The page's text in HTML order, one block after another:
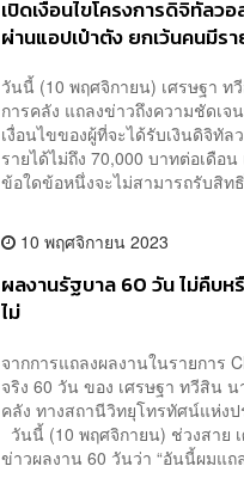
เปิดเงื่อนไขโครงการดิจิทัลว
ผ่านแอปเป๋าตัง ยกเว้นคนมีร
วันนี้ (10 พฤศจิกายน) เศรษฐา ท
การคลัง แถลงข่าวถึงความชัดเจ
เงื่อนไขของผู้ที่จะได้รับเงินดิจิทั
รายได้ไม่ถึง 70,000 บาทต่อเดือ
ข้อใดข้อหนึ่งจะไม่สามารถรับสิ
10 พฤศจิกายน 2023
ผลงานรัฐบาล 60 วัน ไม่คืบห
ไม่
จากการแถลงผลงานในรายการ
จริง 60 วัน ของ เศรษฐา ทวีสิน
คลัง ทางสถานีวิทยุโทรทัศน์แห่ง
วันนี้ (10 พฤศจิกายน) ช่วงสาย
ข่าวผลงาน 60 วันว่า “อันนี้ผมแ